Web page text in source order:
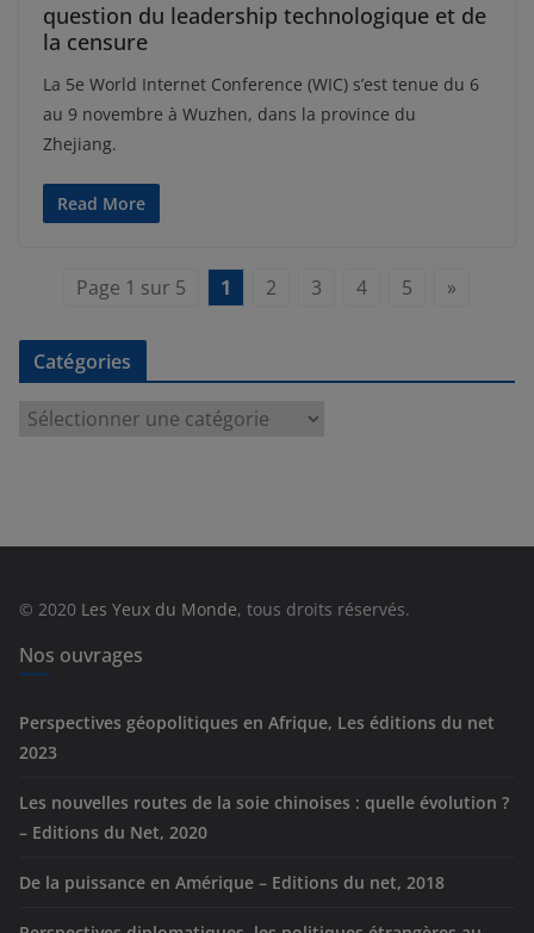
question du leadership technologique et de
la censure
La 5e World Internet Conference (WIC) s’est tenue du 6
au 9 novembre à Wuzhen, dans la province du
Zhejiang.
Read More
Page 1 sur 5 1 2 3 4 5 »
Catégories
e
s
© 2020 Les Yeux du Monde, tous droits réservés.
Nos ouvrages
Perspectives géopolitiques en Afrique, Les éditions du net
2023
Les nouvelles routes de la soie chinoises : quelle évolution ?
– Editions du Net, 2020
De la puissance en Amérique – Editions du net, 2018